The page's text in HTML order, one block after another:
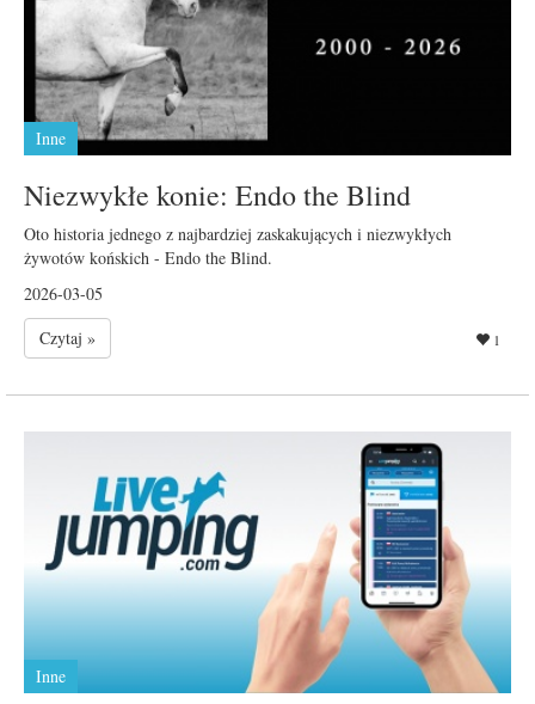
Inne
Niezwykłe konie: Endo the Blind
Oto historia jednego z najbardziej zaskakujących i niezwykłych
żywotów końskich - Endo the Blind.
2026-03-05
Czytaj »
1
Inne